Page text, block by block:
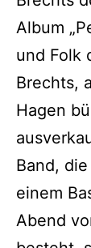
Album
und Folk
Brechts,
Hagen
Band,
einem
Abend